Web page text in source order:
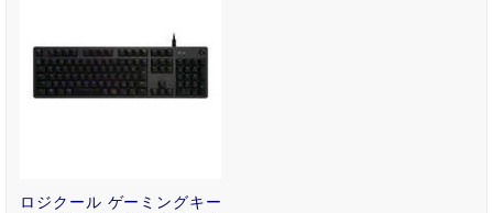
ロジクール ゲーミングキー